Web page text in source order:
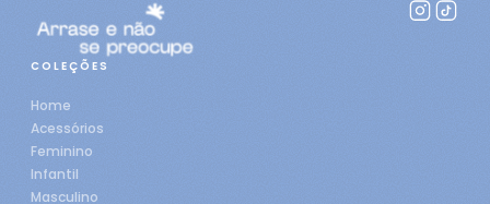
COLEÇÕES
Home
Acessórios
Feminino
Infantil
Masculino